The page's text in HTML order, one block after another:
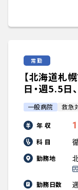
常勤
【北海道札
日・週5.5
一般病院 救急
年 収
科 目
勤務地
勤務日数